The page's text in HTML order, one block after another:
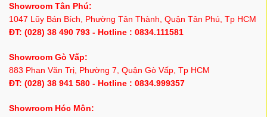
Showroom Tân Phú:
1047 Lũy Bán Bích, Phường Tân Thành, Quận Tân Phú, Tp HCM
ĐT: (028) 38 490 793 - Hotline : 0834.111581
Showroom Gò Vấp:
883 Phan Văn Trị, Phường 7, Quận Gò Vấp, Tp HCM
ĐT: (028) 38 941 580 - Hotline : 0834.999357
Showroom Hóc Môn: